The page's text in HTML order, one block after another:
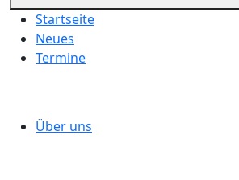
Startseite
Neues
Termine
Über uns